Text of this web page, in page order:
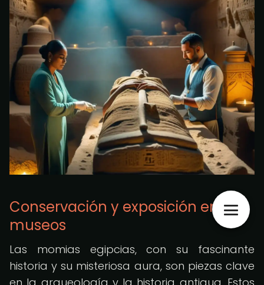
Conservación y exposición en
museos
Las momias egipcias, con su fascinante
historia y su misteriosa aura, son piezas clave